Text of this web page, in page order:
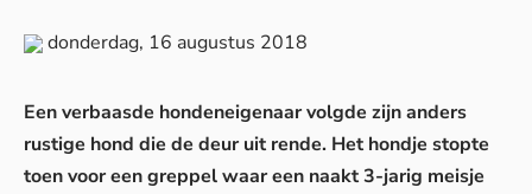
donderdag, 16 augustus 2018
Een verbaasde hondeneigenaar volgde zijn anders
rustige hond die de deur uit rende. Het hondje stopte
toen voor een greppel waar een naakt 3-jarig meisje